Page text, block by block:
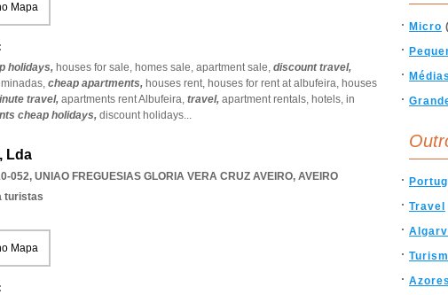
Mapa
holidays, houses for sale, homes sale, apartment sale, discount travel,
cheap apartments, houses rent, houses for rent at albufeira, houses
travel, apartments rent Albufeira, travel, apartment rentals, hotels, in
cheap holidays, discount holidays...
Lda
052, UNIAO FREGUESIAS GLORIA VERA CRUZ AVEIRO, AVEIRO
turistas
Mapa
Micro
Travel